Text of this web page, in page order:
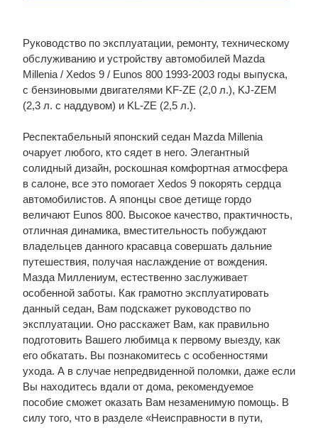
Руководство по эксплуатации, ремонту, техническому
обслуживанию и устройству автомобилей Mazda
Millenia / Xedos 9 / Eunos 800 1993-2003 годы выпуска,
с бензиновыми двигателями KF-ZE (2,0 л.), KJ-ZEM
(2,3 л. с наддувом) и KL-ZE (2,5 л.).
Респектабельный японский седан Mazda Millenia
очарует любого, кто сядет в него. Элегантный
солидный дизайн, роскошная комфортная атмосфера
в салоне, все это помогает Xedos 9 покорять сердца
автомобилистов. А японцы свое детище гордо
величают Eunos 800. Высокое качество, практичность,
отличная динамика, вместительность побуждают
владельцев данного красавца совершать дальние
путешествия, получая наслаждение от вождения.
Мазда Миллениум, естественно заслуживает
особенной заботы. Как грамотно эксплуатировать
данный седан, Вам подскажет руководство по
эксплуатации. Оно расскажет Вам, как правильно
подготовить Вашего любимца к первому выезду, как
его обкатать. Вы познакомитесь с особенностями
ухода. А в случае непредвиденной поломки, даже если
Вы находитесь вдали от дома, рекомендуемое
пособие сможет оказать Вам незаменимую помощь. В
силу того, что в разделе «Неисправности в пути,